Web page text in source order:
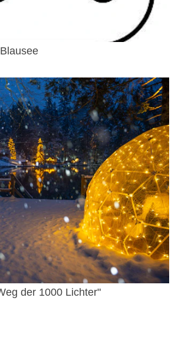
der 1000 Lichter"